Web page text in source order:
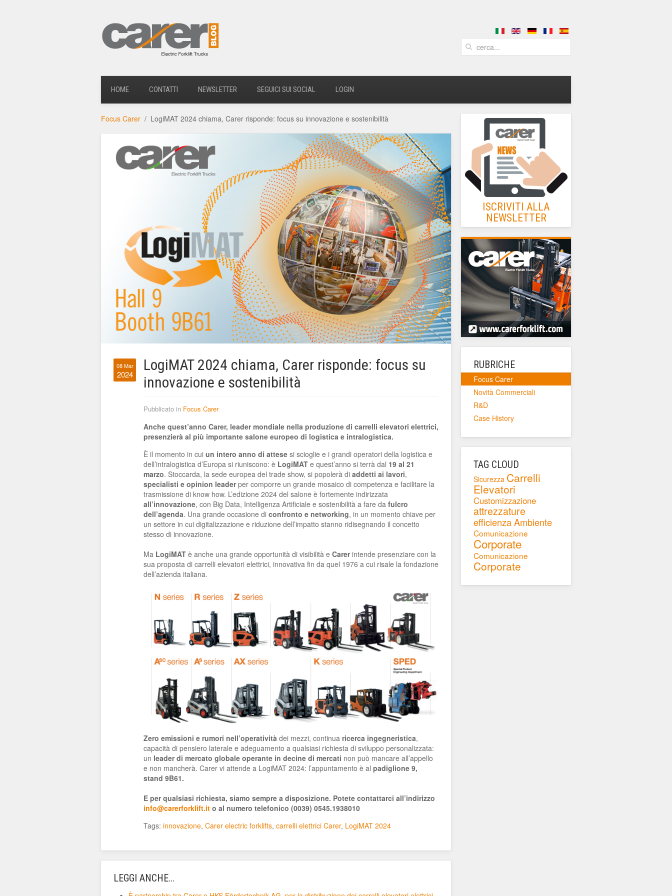
HOME CONTATTI NEWSLETTER SEGUICI SUI SOCIAL LOGIN
Focus Carer LogiMAT 2024 chiama, Carer risponde: focus su innovazione e sostenibilità
08 Mar
2024
LogiMAT 2024 chiama, Carer risponde: focus su
innovazione e sostenibilità
Pubblicato in Focus Carer
Anche quest’anno Carer, leader mondiale nella produzione di carrelli elevatori elettrici,
presenzierà al più importante salone europeo di logistica e intralogistica.
È il momento in cui un intero anno di attese si scioglie e i grandi operatori della logistica e
dell’intralogistica d’Europa si riuniscono: è LogiMAT e quest’anno si terrà dal 19 al 21
marzo. Stoccarda, la sede europea del trade show, si popolerà di addetti ai lavori,
specialisti e opinion leaderper comporre un grande mosaico di competenza e facilitare la
trasmissione di know how. L’edizione 2024 del salone è fortemente indirizzata
all’innovazione, con Big Data, Intelligenza Artificiale e sostenibilità a fare da fulcro
dell’agenda. Una grande occasione di confronto e networking, in un momento chiave per
un settore in cui digitalizzazione e riduzione dell’impatto stanno ridisegnando il concetto
stesso di innovazione.
Ma LogiMAT è anche una grande opportunità di visibilità e Carerintende presenziare con la
sua proposta di carrelli elevatori elettrici, innovativa fin da quel 1976 a cui risale la fondazione
dell’azienda italiana.
Zero emissioni e rumori nell’operatività dei mezzi, continua ricerca ingegneristica,
capacità di pensiero laterale e adeguamento a qualsiasi richiesta di sviluppo personalizzata:
un leader di mercato globale operante in decine di mercati non può mancare all’appello
e non mancherà. Carer vi attende a LogiMAT 2024: l’appuntamento è al padiglione 9,
stand 9B61.
E per qualsiasi richiesta, siamo sempre a disposizione. Potete contattarci all’indirizzo
info@carerforklift.it o al numero telefonico (0039) 0545.1938010
Tags: innovazione, Carer electric forklifts, carrelli elettrici Carer, LogiMAT 2024
LEGGI ANCHE...
ISCRIVITI ALLA
NEWSLETTER
RUBRICHE
Focus Carer
Novità Commerciali
R&D
Case History
TAG CLOUD
Sicurezza Carrelli
Elevatori
Customizzazione
attrezzature
efficienzaAmbiente
Comunicazione
Corporate
Comunicazione
Corporate